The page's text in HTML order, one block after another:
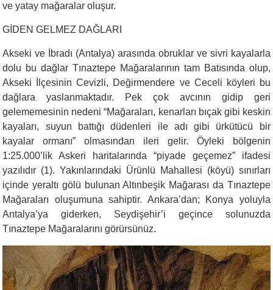
ve yatay mağaralar oluşur.
GİDEN GELMEZ DAĞLARI
Akseki ve İbradı (Antalya) arasında obruklar ve sivri kayalarla
dolu bu dağlar Tınaztepe Mağaralarının tam Batısında olup,
Akseki İlçesinin Cevizli, Değirmendere ve Ceceli köyleri bu
dağlara yaslanmaktadır. Pek çok avcının gidip geri
gelememesinin nedeni “Mağaraları, kenarları bıçak gibi keskin
kayaları, suyun battığı düdenleri ile adı gibi ürkütücü bir
kayalar ormanı” olmasından ileri gelir. Öyleki bölgenin
1:25.000’lik Askeri haritalarında “piyade geçemez” ifadesi
yazılıdır (1). Yakınlarındaki Ürünlü Mahallesi (köyü) sınırları
içinde yeraltı gölü bulunan Altınbeşik Mağarası da Tınaztepe
Mağaraları oluşumuna sahiptir. Ankara’dan; Konya yoluyla
Antalya’ya giderken, Seydişehir’i geçince solunuzda
Tınaztepe Mağaralarını görürsünüz.